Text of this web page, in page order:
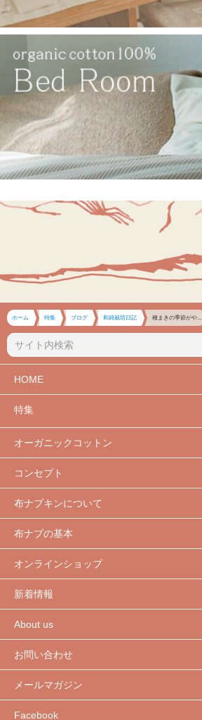
ホーム 特集 ブログ 和綿栽培日記 種まきの季節がや...
HOME
特集
オーガニックコットン
コンセプト
布ナプキンについて
布ナプの基本
オンラインショップ
新着情報
About us
お問い合わせ
メールマガジン
Facebook